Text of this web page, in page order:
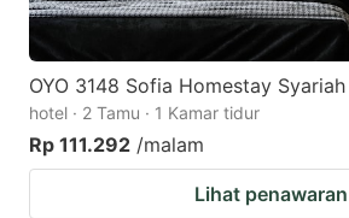
OYO 3148 Sofia Homestay Syariah
hotel · 2 Tamu · 1 Kamar tidur
Rp 111.292 /malam
Lihat penawaran